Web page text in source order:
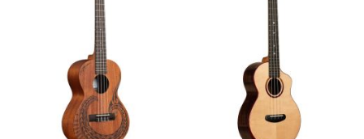
VERGELIJKEN
VERGELIJKEN